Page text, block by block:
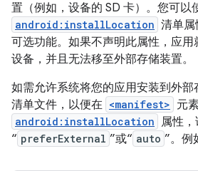
置（例如，设备的 SD 卡）。您可以
android:installLocation 清单
可选功能。如果不声明此属性，应
设备，并且无法移至外部存储装置。
如需允许系统将您的应用安装到外
清单文件，以便在 <manifest> 元
android:installLocation 属性
“ preferExternal ”或“ auto ”。例